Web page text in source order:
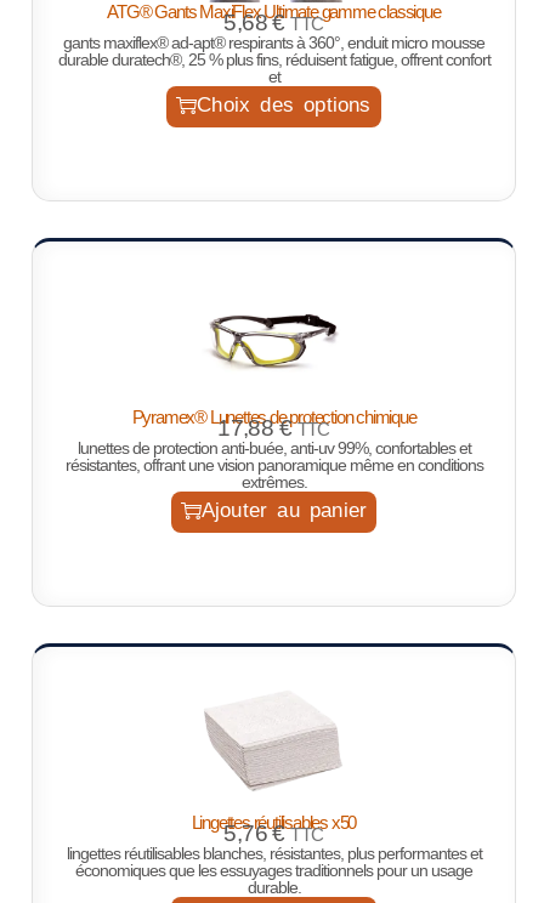
ATG® Gants MaxiFlex Ultimate gamme classique
5,68€ TTC
gants maxiflex® ad-apt® respirants à 360°, enduit micro mousse
durable duratech®, 25 % plus fins, réduisent fatigue, offrent confort
et
Choix des options
Pyramex® Lunettes de protection chimique
17,88€ TTC
lunettes de protection anti-buée, anti-uv 99%, confortables et
résistantes, offrant une vision panoramique même en conditions
extrêmes.
Ajouter au panier
Lingettes réutilisables x50
5,76€ TTC
lingettes réutilisables blanches, résistantes, plus performantes et
économiques que les essuyages traditionnels pour un usage
durable.